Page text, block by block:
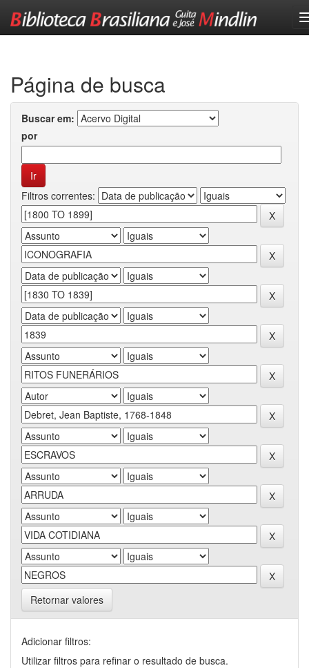
Página de busca
Buscar em:
por
Filtros correntes:
Retornar valores
Adicionar filtros:
Utilizar filtros para refinar o resultado de busca.